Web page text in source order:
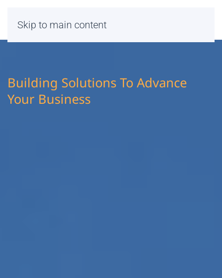
Skip to main content
Building Solutions To Advance
Your Business